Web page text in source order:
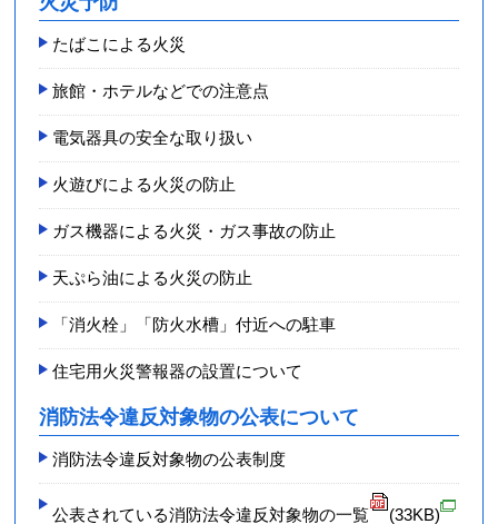
たばこによる火災
旅館・ホテルなどでの注意点
電気器具の安全な取り扱い
火遊びによる火災の防止
ガス機器による火災・ガス事故の防止
天ぷら油による火災の防止
「消火栓」「防火水槽」付近への駐車
住宅用火災警報器の設置について
消防法令違反対象物の公表について
消防法令違反対象物の公表制度
公表されている消防法令違反対象物の一覧 (33KB)